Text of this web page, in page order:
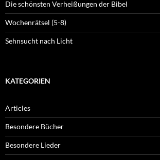
Die schönsten Verheißungen der Bibel
Wochenrätsel (5-8)
Sehnsucht nach Licht
KATEGORIEN
Articles
Besondere Bücher
Besondere Lieder